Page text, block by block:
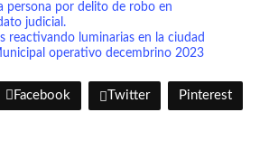
persona por delito de robo en
judicial.
reactivando luminarias en la ciudad
operativo decembrino 2023
Facebook Twitter Pinterest